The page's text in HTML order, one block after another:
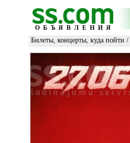
ОБЪЯВЛЕНИЯ
Билеты, концерты, куда пойти /